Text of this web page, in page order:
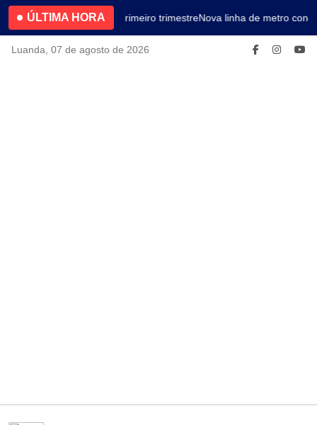
ÚLTIMA HORA4.2% no primeiro trimestreNova linha de metro
Luanda, 07 de agosto de 2026